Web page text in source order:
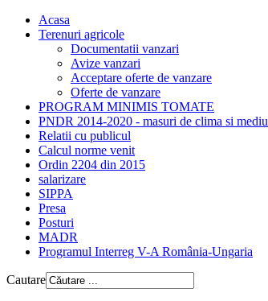
Acasa
Terenuri agricole
Documentatii vanzari
Avize vanzari
Acceptare oferte de vanzare
Oferte de vanzare
PROGRAM MINIMIS TOMATE
PNDR 2014-2020 - masuri de clima si mediu
Relatii cu publicul
Calcul norme venit
Ordin 2204 din 2015
salarizare
SIPPA
Presa
Posturi
MADR
Programul Interreg V-A România-Ungaria
Cautare